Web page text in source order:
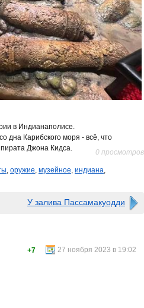
в Индианаполисе.
дна Карибского моря - всё, что
пирата Джона Кидса.
0 просмотров
, оружие, музейное, индиана,
У залива Пассамакуодди
27 ноября 2023 в 19:02
+7